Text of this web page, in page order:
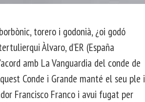
torero i godonià, ¿oi godó
Àlvaro, d’ER (España
amb La Vanguardia del conde de
Conde i Grande manté el seu ple i
Francisco Franco i avui fugat per